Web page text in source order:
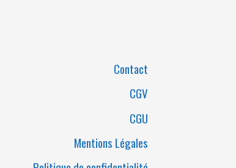
Contact
CGV
CGU
Mentions Légales